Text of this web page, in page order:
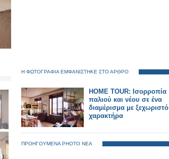
Η ΦΩΤΟΓΡΑΦΙΑ ΕΜΦΑΝΙΣΤΗΚΕ ΣΤΟ ΑΡΘΡΟ
HOME TOUR: Ισορροπία
παλιού και νέου σε ένα
διαμέρισμα με ξεχωριστό
χαρακτήρα
ΠΡΟΗΓΟΥΜΕΝΑ PHOTO ΝΕΑ